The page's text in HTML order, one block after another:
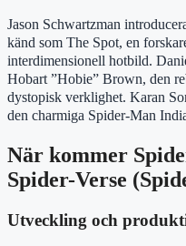
Jason Schwartzman
känd som The Spot, en
interdimensionell hotbild.
Hobart ”Hobie” Brown, den
dystopisk verklighet. Karan
den charmiga Spider-Man
När kommer
Spider-Verse
Utveckling och